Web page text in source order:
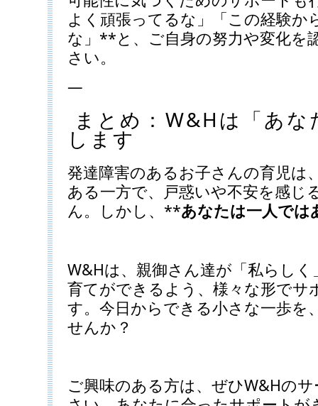
よく頑張ってるな」「この経験か
な」**と、ご自身の努力や変化を
さい。
—
まとめ：W&Hは「あ
します
発達障害のあるお子さんの育児は
ある一方で、戸惑いや不安を感じ
ん。しかし、**あなたは一人では
W&Hは、親御さん達が「私らし
育てができるよう、様々な形でサ
す。今日からできる小さな一歩を
せんか？
ご興味のある方は、ぜひW&Hの